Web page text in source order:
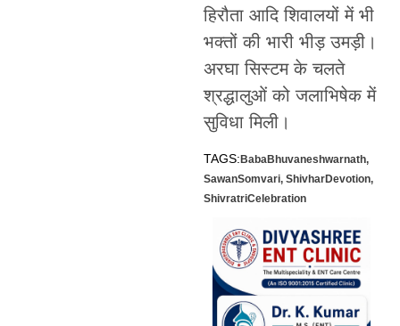
हिरौता आदि शिवालयों में भी
भक्तों की भारी भीड़ उमड़ी।
अरघा सिस्टम के चलते
श्रद्धालुओं को जलाभिषेक में
सुविधा मिली।
TAGS:BabaBhuvaneshwarnath,
SawanSomvari, ShivharDevotion,
ShivratriCelebration